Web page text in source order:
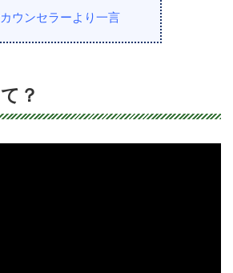
ウンセラーより一言
？